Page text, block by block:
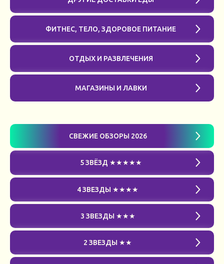
ФИТНЕС, ТЕЛО, ЗДОРОВОЕ ПИТАНИЕ
ОТДЫХ И РАЗВЛЕЧЕНИЯ
МАГАЗИНЫ И ЛАВКИ
СВЕЖИЕ ОБЗОРЫ 2026
5 ЗВЁЗД ★★★★★
4 ЗВЕЗДЫ ★★★★
3 ЗВЕЗДЫ ★★★
2 ЗВЕЗДЫ ★★